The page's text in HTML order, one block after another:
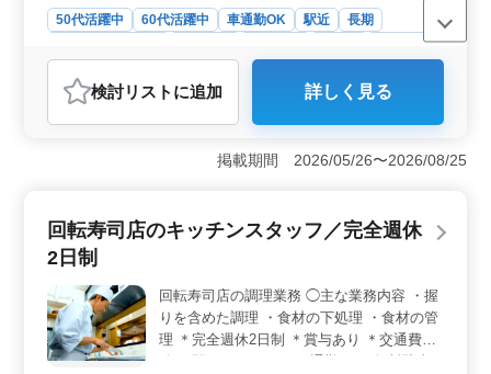
50代活躍中 60代活躍中 車通勤OK 駅近
長期
契約社員
調理師・調理補助・スタッフ
おすすめポイント
＜江戸前鮨店での調理・調理補助業務＞ 江戸前鮨店に
て、仕込みや仕入れ、買い出し、店舗内清掃などを担当
します。企画提案にも携われるため、幅広く店舗運営に
橋駅から通える立地で、交通費も実費支給していま
す。 ＜待遇面も充実＞ 賞与があり、週休2日制を採
しながら長く働ける職場です。
検討リスト に追加 詳しく見る
掲載期間 2026/05/26〜2026/08/25
回転寿司店のキッチンスタッフ／完全週休
2日制
回転寿司店の調理業務 ◯主な業務内容 ・握
りを含めた調理 ・食材の下処理 ・食材の管
理 ＊完全週休2日制 ＊賞与あり ＊交通費支